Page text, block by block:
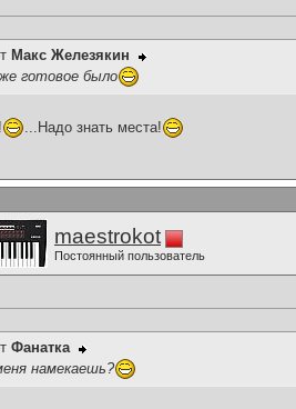
Макс Железякин
готовое было
...Надо знать места!
maestrokot
Постоянный пользователь
Фанатка
намекаешь?